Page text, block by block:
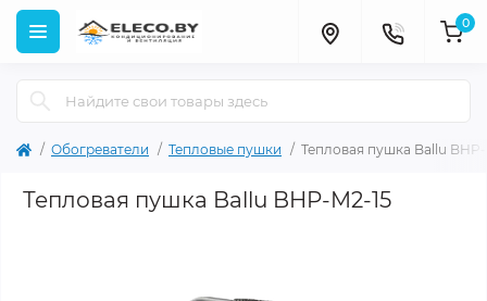
0
Обогреватели Тепловые пушки Тепловая пушка Ballu BHP-
Тепловая пушка Ballu BHP-M2-15